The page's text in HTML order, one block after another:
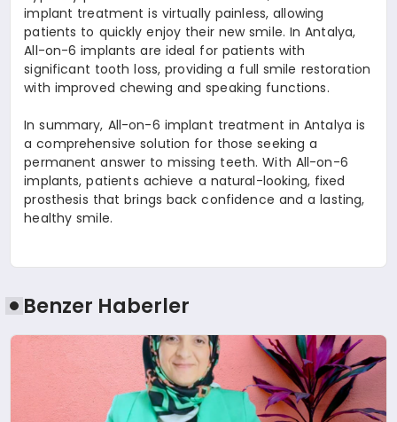
implant treatment is virtually painless, allowing
patients to quickly enjoy their new smile. In Antalya,
All-on-6 implants are ideal for patients with
significant tooth loss, providing a full smile restoration
with improved chewing and speaking functions.
In summary, All-on-6 implant treatment in Antalya is
a comprehensive solution for those seeking a
permanent answer to missing teeth. With All-on-6
implants, patients achieve a natural-looking, fixed
prosthesis that brings back confidence and a lasting,
healthy smile.
Benzer Haberler